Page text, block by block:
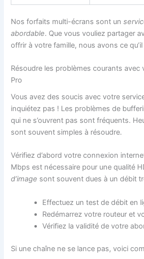
Nos forfaits multi-écrans sont un
abordable. Que vous vouliez partager
offrir à votre famille, nous avons ce
Résoudre les problèmes courants avec
Pro
Vous avez des soucis avec votre
inquiétez pas ! Les problèmes de
qui ne s’ouvrent pas sont fréquents.
sont souvent simples à résoudre.
Vérifiez d’abord votre connexion
Mbps est nécessaire pour une qualité
d’image sont souvent dues à un débit
Effectuez un test de débit en
Redémarrez votre routeur et
Vérifiez la validité de votre
Si une chaîne ne se lance pas, voici